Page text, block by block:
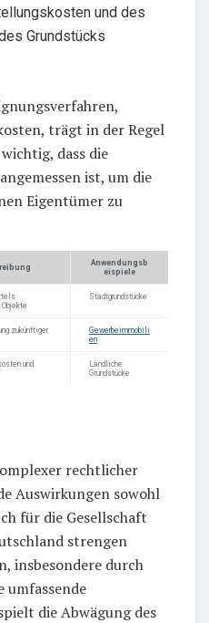
und des
Grundstücks
trägt in der Regel
dass die
ist, um die
Eigentümer zu
Anwendungsb
eispiele
Stadtgrundstücke
zukünftiger
Gewerbeimmobili
en
und
Ländliche
Grundstücke
rechtlicher
Auswirkungen sowohl
für die Gesellschaft
strengen
insbesondere durch
umfassende
die Abwägung des